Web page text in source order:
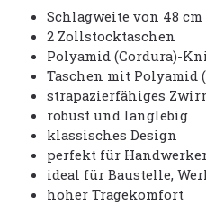
Schlagweite von 48 cm
2 Zollstocktaschen
Polyamid (Cordura)-
Taschen mit Polyamid
strapazierfähiges
robust und langlebig
klassisches Design
perfekt für
ideal für Baustelle,
hoher Tragekomfort